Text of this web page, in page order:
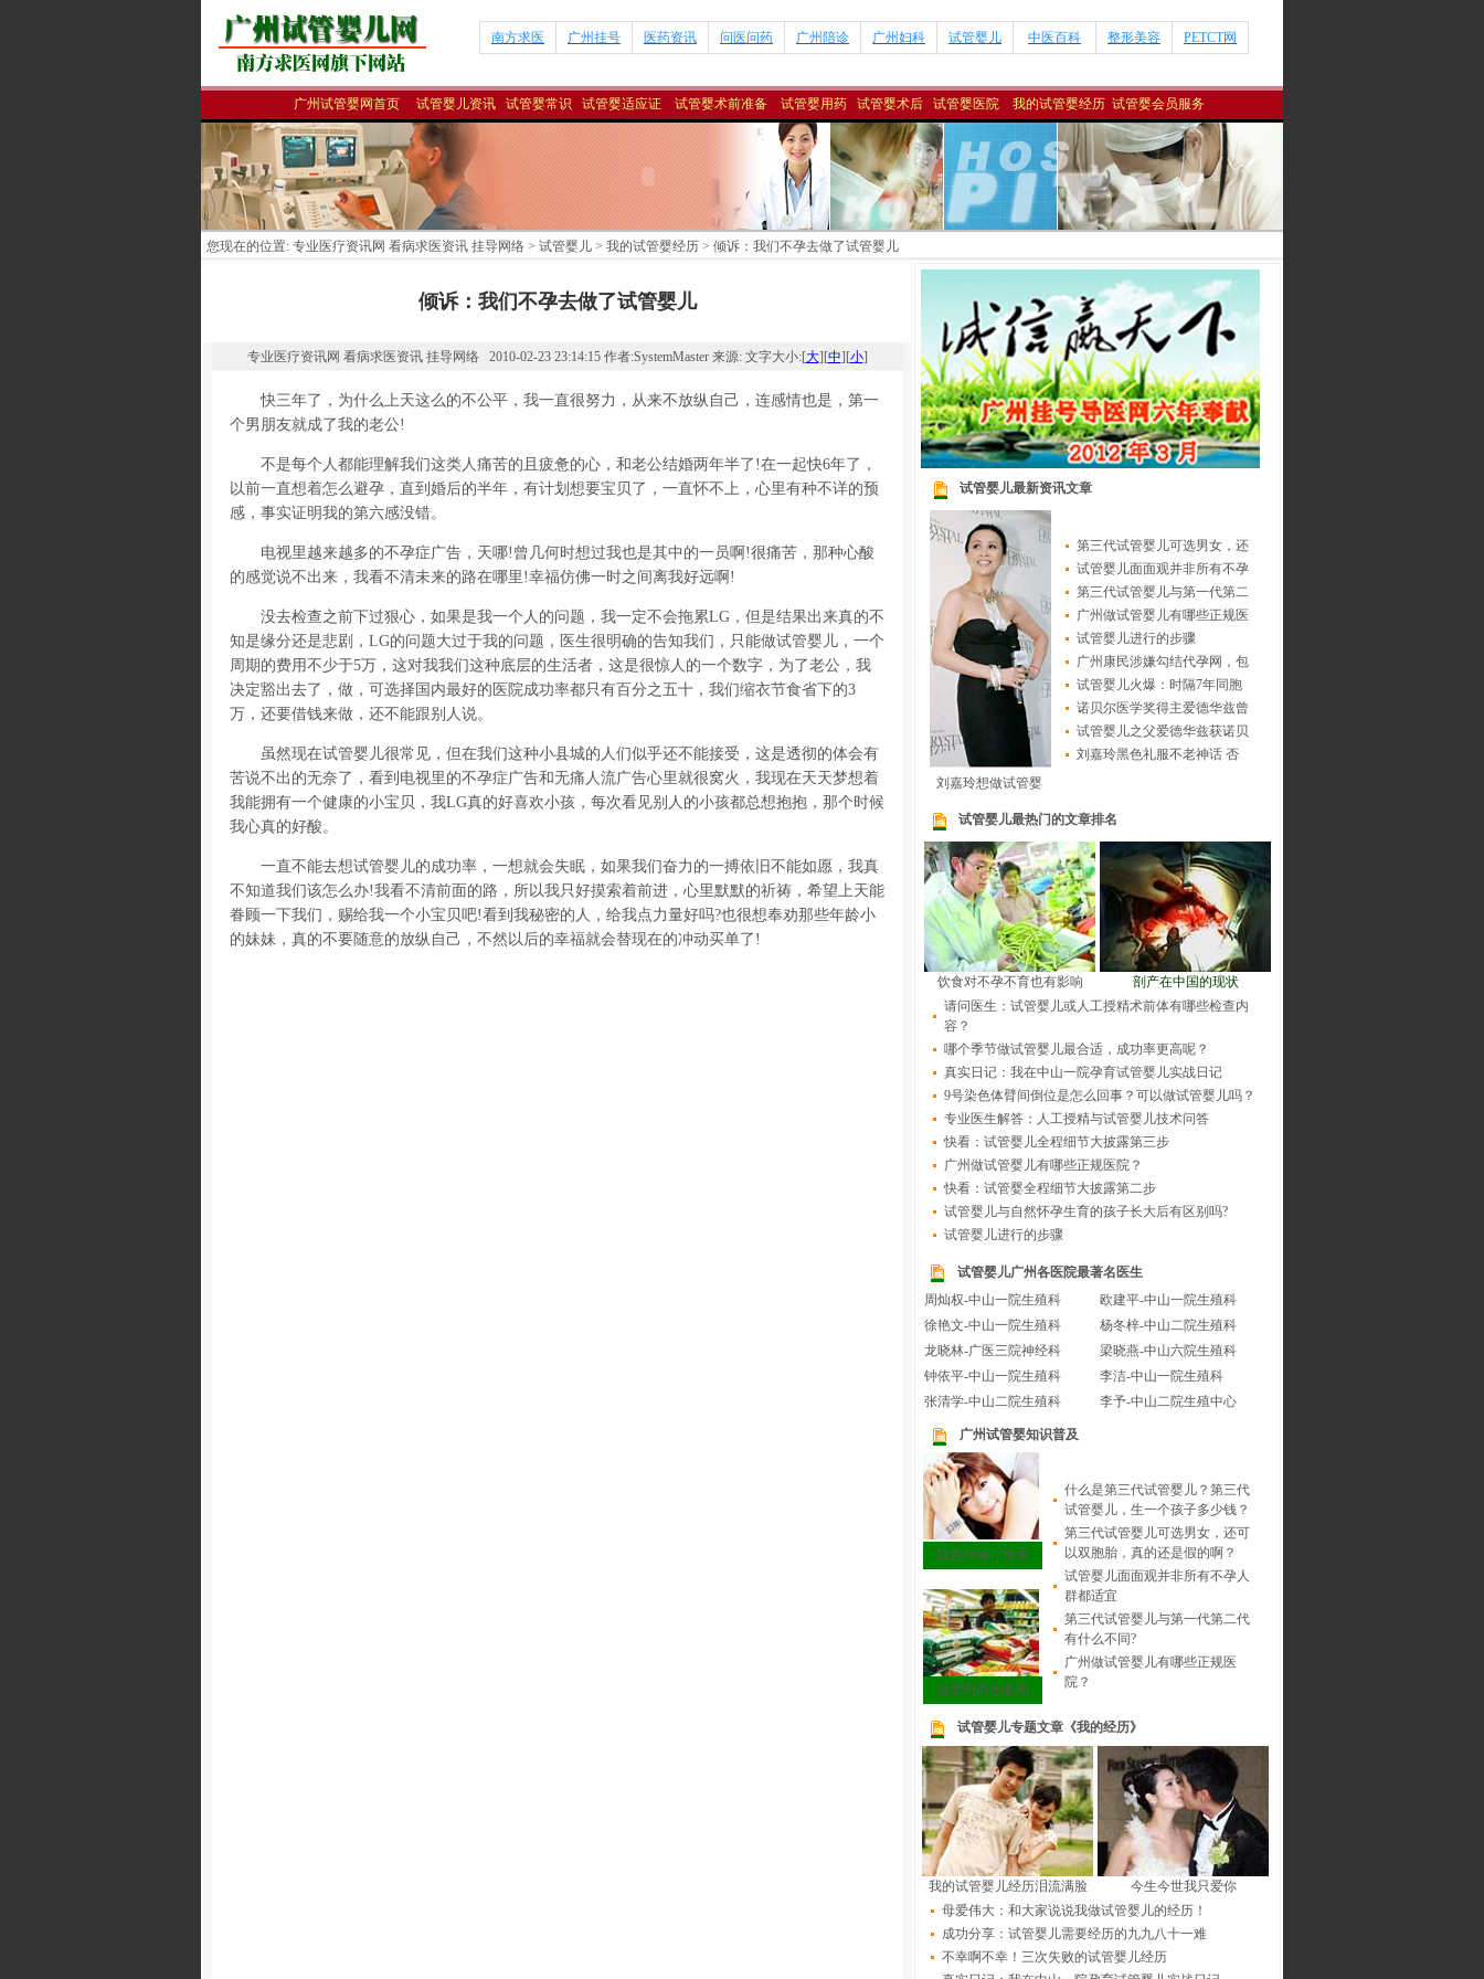
南方求医 广州挂号 医药资讯 问医问药 广州陪诊 广州妇科 试管婴儿 中医百科 整形美容 PETCT网
广州试管婴网首页 试管婴儿资讯 试管婴常识 试管婴适应证 试管婴术前准备 试管婴用药 试管婴术后 试管婴医院 我的试管婴经历 试管婴会员服务
您现在的位置: 专业医疗资讯网 看病求医资讯 挂导网络 > 试管婴儿 > 我的试管婴经历 > 倾诉：我们不孕去做了试管婴儿
倾诉：我们不孕去做了试管婴儿
专业医疗资讯网 看病求医资讯 挂导网络 2010-02-23 23:14:15 作者:SystemMaster 来源: 文字大小:[大][中][小]
快三年了，为什么上天这么的不公平，我一直很努力，从来不放纵自己，连感情也是，第一
个男朋友就成了我的老公!
不是每个人都能理解我们这类人痛苦的且疲惫的心，和老公结婚两年半了!在一起快6年了，
以前一直想着怎么避孕，直到婚后的半年，有计划想要宝贝了，一直怀不上，心里有种不详的预
感，事实证明我的第六感没错。
电视里越来越多的不孕症广告，天哪!曾几何时想过我也是其中的一员啊!很痛苦，那种心酸
的感觉说不出来，我看不清未来的路在哪里!幸福仿佛一时之间离我好远啊!
没去检查之前下过狠心，如果是我一个人的问题，我一定不会拖累LG，但是结果出来真的不
知是缘分还是悲剧，LG的问题大过于我的问题，医生很明确的告知我们，只能做试管婴儿，一个
周期的费用不少于5万，这对我我们这种底层的生活者，这是很惊人的一个数字，为了老公，我
决定豁出去了，做，可选择国内最好的医院成功率都只有百分之五十，我们缩衣节食省下的3
万，还要借钱来做，还不能跟别人说。
虽然现在试管婴儿很常见，但在我们这种小县城的人们似乎还不能接受，这是透彻的体会有
苦说不出的无奈了，看到电视里的不孕症广告和无痛人流广告心里就很窝火，我现在天天梦想着
我能拥有一个健康的小宝贝，我LG真的好喜欢小孩，每次看见别人的小孩都总想抱抱，那个时候
我心真的好酸。
一直不能去想试管婴儿的成功率，一想就会失眠，如果我们奋力的一搏依旧不能如愿，我真
不知道我们该怎么办!我看不清前面的路，所以我只好摸索着前进，心里默默的祈祷，希望上天能
眷顾一下我们，赐给我一个小宝贝吧!看到我秘密的人，给我点力量好吗?也很想奉劝那些年龄小
的妹妹，真的不要随意的放纵自己，不然以后的幸福就会替现在的冲动买单了!
试管婴儿最新资讯文章
刘嘉玲想做试管婴
第三代试管婴儿可选男女，还
试管婴儿面面观并非所有不孕
第三代试管婴儿与第一代第二
广州做试管婴儿有哪些正规医
试管婴儿进行的步骤
广州康民涉嫌勾结代孕网，包
试管婴儿火爆：时隔7年同胞
诺贝尔医学奖得主爱德华兹曾
试管婴儿之父爱德华兹获诺贝
刘嘉玲黑色礼服不老神话 否
试管婴儿最热门的文章排名
饮食对不孕不育也有影响
剖产在中国的现状
请问医生：试管婴儿或人工授精术前体有哪些检查内
容？
哪个季节做试管婴儿最合适，成功率更高呢？
真实日记：我在中山一院孕育试管婴儿实战日记
9号染色体臂间倒位是怎么回事？可以做试管婴儿吗？
专业医生解答：人工授精与试管婴儿技术问答
快看：试管婴儿全程细节大披露第三步
广州做试管婴儿有哪些正规医院？
快看：试管婴全程细节大披露第二步
试管婴儿与自然怀孕生育的孩子长大后有区别吗?
试管婴儿进行的步骤
试管婴儿广州各医院最著名医生
周灿权-中山一院生殖科
欧建平-中山一院生殖科
徐艳文-中山一院生殖科
杨冬梓-中山二院生殖科
龙晓林-广医三院神经科
梁晓燕-中山六院生殖科
钟依平-中山一院生殖科
李洁-中山一院生殖科
张清学-中山二院生殖科
李予-中山二院生殖中心
广州试管婴知识普及
什么是第三代试管婴儿？第三代
试管婴儿，生一个孩子多少钱？
第三代试管婴儿可选男女，还可
以双胞胎，真的还是假的啊？
试管婴儿面面观并非所有不孕人
群都适宜
第三代试管婴儿与第一代第二代
有什么不同?
广州做试管婴儿有哪些正规医
院？
我意外做了母亲
减肥药西布曲明
试管婴儿专题文章《我的经历》
我的试管婴儿经历泪流满脸
今生今世我只爱你
母爱伟大：和大家说说我做试管婴儿的经历！
成功分享：试管婴儿需要经历的九九八十一难
不幸啊不幸！三次失败的试管婴儿经历